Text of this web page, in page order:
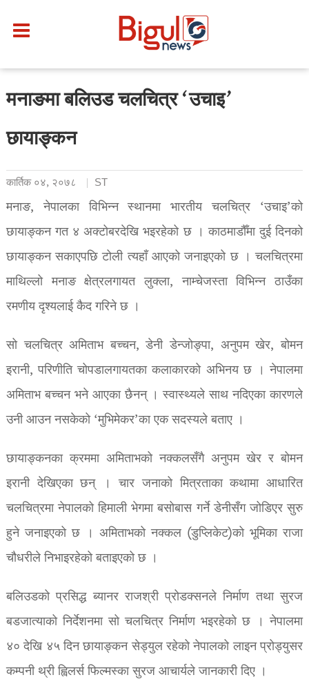
मनाङमा बलिउड चलचित्र ‘उचाइ’
छायाङ्कन
कार्तिक ०४, २०७८ ST
मनाङ, नेपालका विभिन्न स्थानमा भारतीय चलचित्र ‘उचाइ’को
छायाङ्कन गत ४ अक्टोबरदेखि भइरहेको छ । काठमाडौँमा दुई दिनको
छायाङ्कन सकाएपछि टोली त्यहाँ आएको जनाइएको छ । चलचित्रमा
माथिल्लो मनाङ क्षेत्रलगायत लुक्ला, नाम्चेजस्ता विभिन्न ठाउँका
रमणीय दृश्यलाई कैद गरिने छ ।
सो चलचित्र अमिताभ बच्चन, डेनी डेन्जोङ्पा, अनुपम खेर, बोमन
इरानी, परिणीति चोपडालगायतका कलाकारको अभिनय छ । नेपालमा
अमिताभ बच्चन भने आएका छैनन् । स्वास्थ्यले साथ नदिएका कारणले
उनी आउन नसकेको ‘मुभिमेकर’का एक सदस्यले बताए ।
छायाङ्कनका क्रममा अमिताभको नक्कलसँगै अनुपम खेर र बोमन
इरानी देखिएका छन् । चार जनाको मित्रताका कथामा आधारित
चलचित्रमा नेपालको हिमाली भेगमा बसोबास गर्ने डेनीसँग जोडिएर सुरु
हुने जनाइएको छ । अमिताभको नक्कल (डुप्लिकेट)को भूमिका राजा
चौधरीले निभाइरहेको बताइएको छ ।
बलिउडको प्रसिद्ध ब्यानर राजश्री प्रोडक्सनले निर्माण तथा सुरज
बडजात्याको निर्देशनमा सो चलचित्र निर्माण भइरहेको छ । नेपालमा
४० देखि ४५ दिन छायाङ्कन सेड्युल रहेको नेपालको लाइन प्रोड्युसर
कम्पनी थ्री ह्विलर्स फिल्मस्का सुरज आचार्यले जानकारी दिए ।